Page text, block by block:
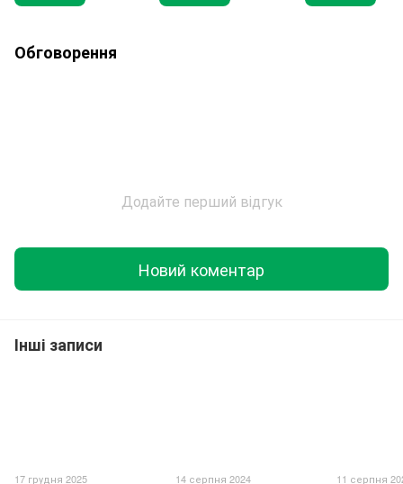
Обговорення
Додайте перший відгук
Новий коментар
Інші записи
17 грудня 2025 14 серпня 2024 11 серпня